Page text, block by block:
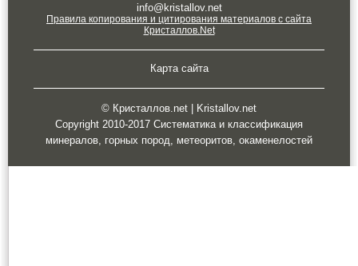
info@kristallov.net
Правила копирования и цитирования материалов с сайта
Кристаллов.Net
Карта сайта
© Кристаллов.net | Kristallov.net
Copyright 2010-2017 Систематика и классификация
минералов, горных пород, метеоритов, окаменелостей